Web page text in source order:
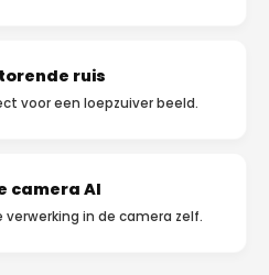
ruis
voor een loepzuiver beeld.
camera AI
in de camera zelf.